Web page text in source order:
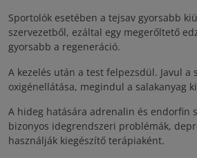
Sportolók esetében a tejsav gyorsabb
szervezetből, ezáltal egy megerőltető
gyorsabb a regeneráció.
A kezelés után a test felpezsdül. Javul a
oxigénellátása, megindul a salakanyag
A hideg hatására adrenalin és endorfin
bizonyos idegrendszeri problémák,
használják kiegészítő terápiaként.